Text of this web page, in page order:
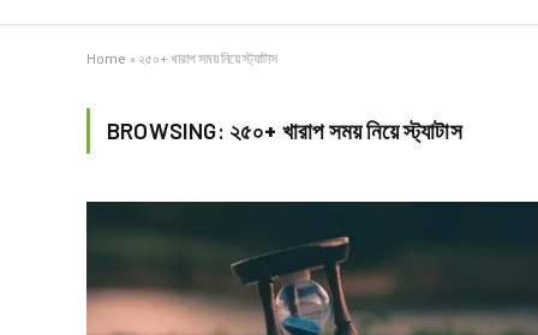
Home » ২৫০+ খারাপ সময় নিয়ে স্ট্যাটাস
BROWSING: ২৫০+ খারাপ সময় নিয়ে স্ট্যাটাস